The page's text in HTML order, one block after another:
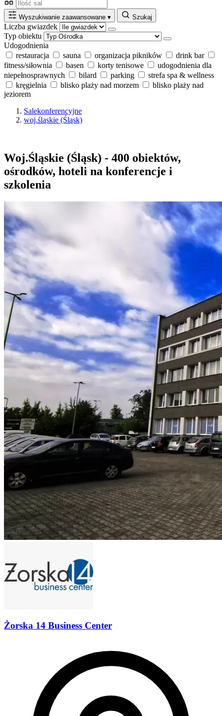
Wyszukiwanie zaawansowane ▾ Szukaj
Liczba gwiazdek
Typ obiektu
Udogodnienia
restauracja
sauna organizacja pikników
drink bar
fitness/siłownia
basen korty tenisowe
udogodnienia dla
niepełnosprawnych
bilard parking
strefa spa & wellness
kręgielnia
blisko plaży nad morzem
blisko plaży nad
jeziorem
Salekonferencyjne
woj.śląskie (Śląsk)
Woj.Śląskie (Śląsk) - 400 obiektów,
ośrodków, hoteli na konferencje i
szkolenia
Żorska 14 Business Center